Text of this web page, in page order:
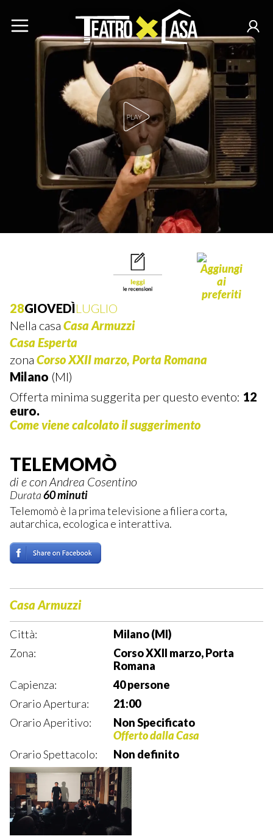
Play Video
28GIOVEDÌLUGLIO
Nella casaCasa Armuzzi
Casa Esperta
zonaCorso XXII marzo, Porta Romana
Milano (MI)
Offerta minima suggerita per questo evento: 12
euro.
Come viene calcolato il suggerimento
TELEMOMÒ
di e con Andrea Cosentino
Durata60 minuti
Telemomò è la prima televisione a filiera corta,
autarchica, ecologica e interattiva.
Casa Armuzzi
Città:
Milano (MI)
Zona:
Corso XXII marzo, Porta
Romana
Capienza:
40 persone
Orario Apertura:
21:00
Orario Aperitivo:
Non Specificato
Offerto dalla Casa
Orario Spettacolo:
Non definito